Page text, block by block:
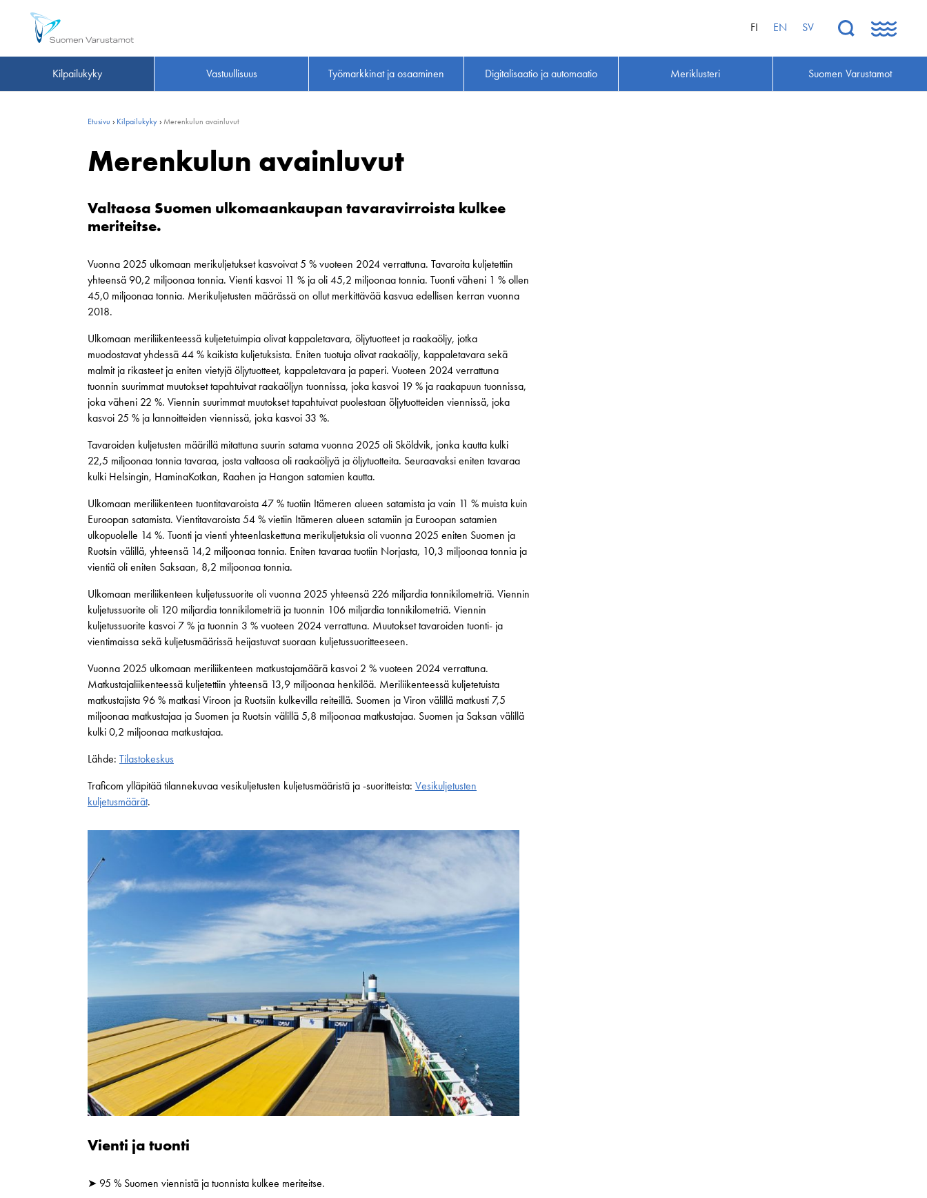
FI EN SV
Kilpailukyky Vastuullisuus Työmarkkinat ja osaaminen Digitalisaatio ja automaatio Meriklusteri Suomen Varustamot
Etusivu › Kilpailukyky› Merenkulun avainluvut
Merenkulun avainluvut
Valtaosa Suomen ulkomaankaupan tavaravirroista kulkee
meriteitse.
Vuonna 2025 ulkomaan merikuljetukset kasvoivat 5 % vuoteen 2024 verrattuna. Tavaroita kuljetettiin
yhteensä 90,2 miljoonaa tonnia. Vienti kasvoi 11 % ja oli 45,2 miljoonaa tonnia. Tuonti väheni 1 % ollen
45,0 miljoonaa tonnia. Merikuljetusten määrässä on ollut merkittävää kasvuaedellisen kerran vuonna
2018.
Ulkomaan meriliikenteessä kuljetetuimpia olivat kappaletavara, öljytuotteet ja raakaöljy, jotka
muodostavat yhdessä 44 % kaikista kuljetuksista. Eniten tuotuja olivat raakaöljy, kappaletavara sekä
malmit ja rikasteet ja eniten vietyjä öljytuotteet, kappaletavara ja paperi. Vuoteen 2024 verrattuna
tuonnin suurimmat muutokset tapahtuivat raakaöljyn tuonnissa, joka kasvoi 19 % ja raakapuun tuonnissa,
joka väheni 22 %. Viennin suurimmat muutokset tapahtuivat puolestaan öljytuotteiden viennissä, joka
kasvoi 25 % ja lannoitteiden viennissä, joka kasvoi 33 %.
Tavaroiden kuljetusten määrillä mitattuna suurin satama vuonna 2025 oli Sköldvik, jonka kautta kulki
22,5 miljoonaa tonnia tavaraa, josta valtaosa oli raakaöljyä ja öljytuotteita. Seuraavaksi eniten tavaraa
kulki Helsingin, HaminaKotkan, Raahen ja Hangon satamien kautta.
Ulkomaan meriliikenteen tuontitavaroista 47 % tuotiin Itämeren alueen satamista ja vain 11 % muista kuin
Euroopan satamista. Vientitavaroista 54 % vietiin Itämeren alueen satamiin ja Euroopan satamien
ulkopuolelle 14 %. Tuonti ja vienti yhteenlaskettuna merikuljetuksia oli vuonna 2025 eniten Suomen ja
Ruotsin välillä, yhteensä 14,2 miljoonaa tonnia. Eniten tavaraa tuotiin Norjasta, 10,3 miljoonaa tonnia ja
vientiä oli eniten Saksaan, 8,2 miljoonaa tonnia.
Ulkomaan meriliikenteen kuljetussuorite oli vuonna 2025 yhteensä 226 miljardia tonnikilometriä. Viennin
kuljetussuorite oli 120 miljardia tonnikilometriä ja tuonnin 106 miljardia tonnikilometriä. Viennin
kuljetussuorite kasvoi 7 % ja tuonnin 3 % vuoteen 2024 verrattuna. Muutokset tavaroiden tuonti- ja
vientimaissa sekä kuljetusmäärissä heijastuvat suoraan kuljetussuoritteeseen.
Vuonna 2025 ulkomaan meriliikenteen matkustajamäärä kasvoi 2 % vuoteen 2024 verrattuna.
Matkustajaliikenteessä kuljetettiin yhteensä 13,9 miljoonaa henkilöä. Meriliikenteessä kuljetetuista
matkustajista 96 % matkasi Viroon ja Ruotsiin kulkevilla reiteillä. Suomen ja Viron välillä matkusti 7,5
miljoonaa matkustajaa ja Suomen ja Ruotsin välillä 5,8 miljoonaa matkustajaa. Suomen ja Saksan välillä
kulki 0,2 miljoonaa matkustajaa.
Lähde: Tilastokeskus
Traficom ylläpitää tilannekuvaa vesikuljetusten kuljetusmääristä ja -suoritteista: Vesikuljetusten
kuljetusmäärät.
Vienti ja tuonti
➤ 95 % Suomen viennistä ja tuonnista kulkee meriteitse.